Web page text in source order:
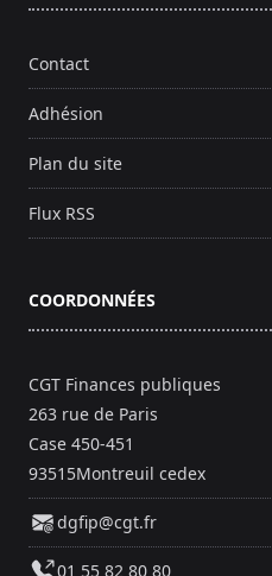
Contact
Adhésion
Plan du site
Flux RSS
COORDONNÉES
CGT Finances publiques
263 rue de Paris
Case 450-451
93515Montreuil cedex
dgfip@cgt.fr
01 55 82 80 80